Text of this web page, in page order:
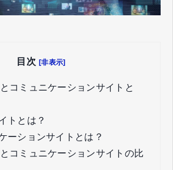
目次 [非表示]
コミュニケーションサイトと
トとは？
ーションサイトとは？
コミュニケーションサイトの比